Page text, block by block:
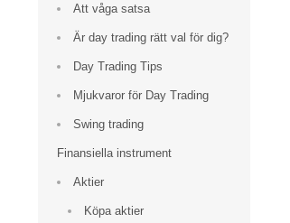
Att våga satsa
Är day trading rätt val för dig?
Day Trading Tips
Mjukvaror för Day Trading
Swing trading
Finansiella instrument
Aktier
Köpa aktier